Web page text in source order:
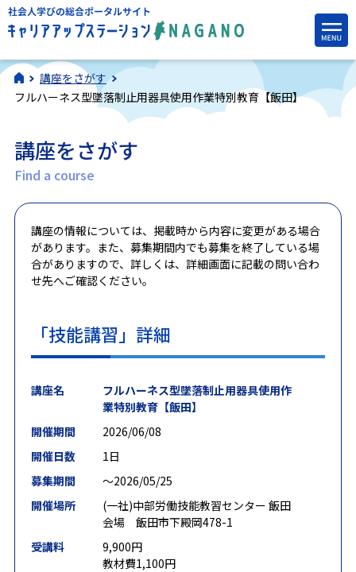
講座をさがす
フルハーネス型墜落制止用器具使用作業特別教育【飯田】
講座をさがす
Find a course
講座の情報については、掲載時から内容に変更がある場合
があります。また、募集期間内でも募集を終了している場
合がありますので、詳しくは、詳細画面に記載の問い合わ
せ先へご確認ください。
「技能講習」詳細
講座名
フルハーネス型墜落制止用器具使用作
業特別教育【飯田】
開催期間
2026/06/08
開催日数
1日
募集期間
〜2026/05/25
開催場所
(一社)中部労働技能教習センター 飯田
会場 飯田市下殿岡478-1
受講料
9,900円
教材費1,100円